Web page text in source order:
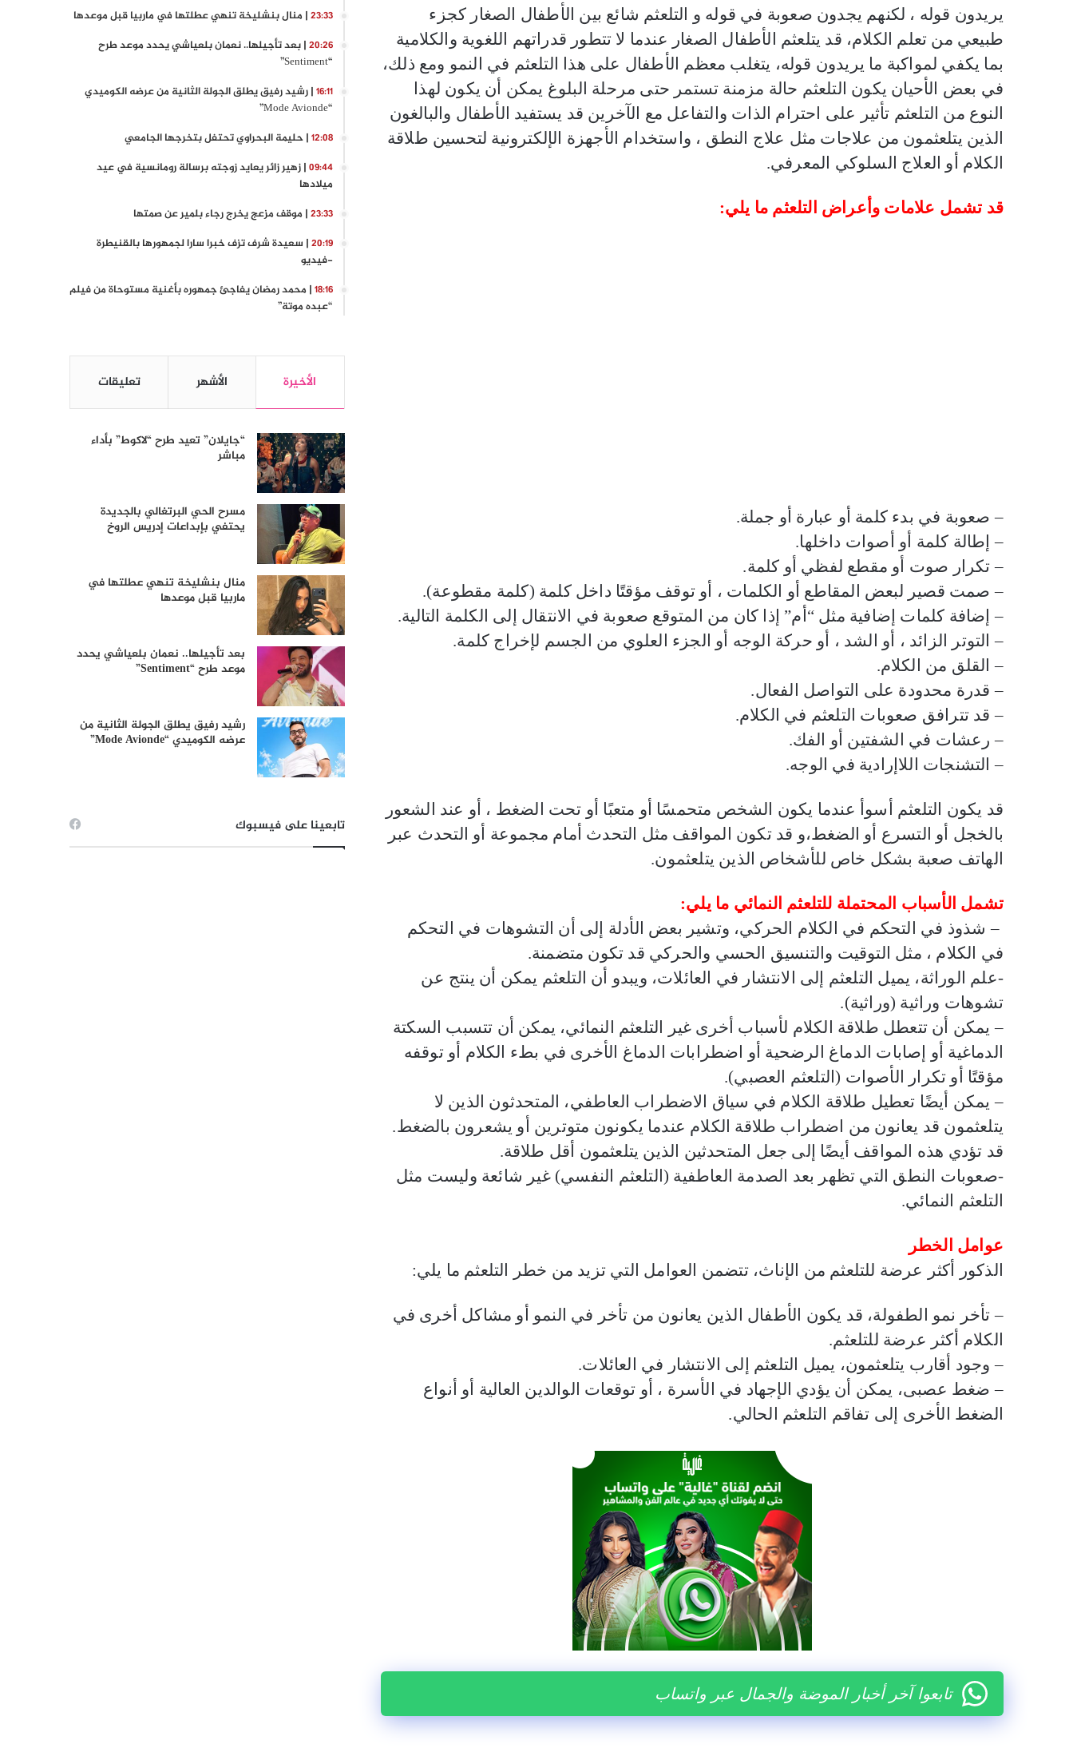
يريدون قوله ، لكنهم يجدون صعوبة في قوله و التلعثم شائع بين الأطفال الصغار كجزء
طبيعي من تعلم الكلام، قد يتلعثم الأطفال الصغار عندما لا تتطور قدراتهم اللغوية والكلامية
بما يكفي لمواكبة ما يريدون قوله، يتغلب معظم الأطفال على هذا التلعثم في النمو ومع ذلك،
في بعض الأحيان يكون التلعثم حالة مزمنة تستمر حتى مرحلة البلوغ يمكن أن يكون لهذا
النوع من التلعثم تأثير على احترام الذات والتفاعل مع الآخرين قد يستفيد الأطفال والبالغون
الذين يتلعثمون من علاجات مثل علاج النطق ، واستخدام الأجهزة الإلكترونية لتحسين طلاقة
الكلام أو العلاج السلوكي المعرفي.
قد تشمل علامات وأعراض التلعثم ما يلي:
– صعوبة في بدء كلمة أو عبارة أو جملة.
– إطالة كلمة أو أصوات داخلها.
– تكرار صوت أو مقطع لفظي أو كلمة.
– صمت قصير لبعض المقاطع أو الكلمات ، أو توقف مؤقتًا داخل كلمة (كلمة مقطوعة).
– إضافة كلمات إضافية مثل “أم” إذا كان من المتوقع صعوبة في الانتقال إلى الكلمة التالية.
– التوتر الزائد ، أو الشد ، أو حركة الوجه أو الجزء العلوي من الجسم لإخراج كلمة.
– القلق من الكلام.
– قدرة محدودة على التواصل الفعال.
– قد تترافق صعوبات التلعثم في الكلام.
– رعشات في الشفتين أو الفك.
– التشنجات اللاإرادية في الوجه.
قد يكون التلعثم أسوأ عندما يكون الشخص متحمسًا أو متعبًا أو تحت الضغط ، أو عند الشعور
بالخجل أو التسرع أو الضغط،و قد تكون المواقف مثل التحدث أمام مجموعة أو التحدث عبر
الهاتف صعبة بشكل خاص للأشخاص الذين يتلعثمون.
تشمل الأسباب المحتملة للتلعثم النمائي ما يلي:
– شذوذ في التحكم في الكلام الحركي، وتشير بعض الأدلة إلى أن التشوهات في التحكم
في الكلام ، مثل التوقيت والتنسيق الحسي والحركي قد تكون متضمنة.
-علم الوراثة، يميل التلعثم إلى الانتشار في العائلات، ويبدو أن التلعثم يمكن أن ينتج عن
تشوهات وراثية (وراثية).
– يمكن أن تتعطل طلاقة الكلام لأسباب أخرى غير التلعثم النمائي، يمكن أن تتسبب السكتة
الدماغية أو إصابات الدماغ الرضحية أو اضطرابات الدماغ الأخرى في بطء الكلام أو توقفه
مؤقتًا أو تكرار الأصوات (التلعثم العصبي).
– يمكن أيضًا تعطيل طلاقة الكلام في سياق الاضطراب العاطفي، المتحدثون الذين لا
يتلعثمون قد يعانون من اضطراب طلاقة الكلام عندما يكونون متوترين أو يشعرون بالضغط.
قد تؤدي هذه المواقف أيضًا إلى جعل المتحدثين الذين يتلعثمون أقل طلاقة.
-صعوبات النطق التي تظهر بعد الصدمة العاطفية (التلعثم النفسي) غير شائعة وليست مثل
التلعثم النمائي.
عوامل الخطر
الذكور أكثر عرضة للتلعثم من الإناث، تتضمن العوامل التي تزيد من خطر التلعثم ما يلي:
– تأخر نمو الطفولة، قد يكون الأطفال الذين يعانون من تأخر في النمو أو مشاكل أخرى في
الكلام أكثر عرضة للتلعثم.
– وجود أقارب يتلعثمون، يميل التلعثم إلى الانتشار في العائلات.
– ضغط عصبى، يمكن أن يؤدي الإجهاد في الأسرة ، أو توقعات الوالدين العالية أو أنواع
الضغط الأخرى إلى تفاقم التلعثم الحالي.
تابعوا آخر أخبار الموضة والجمال عبر واتساب
23:33 | منال بنشليخة تنهي عطلتها في ماربيا قبل موعدها
20:26 | بعد تأجيلها.. نعمان بلعياشي يحدد موعد طرح
“Sentiment”
16:11 | رشيد رفيق يطلق الجولة الثانية من عرضه الكوميدي
“Mode Avionde”
12:08 | حليمة البحراوي تحتفل بتخرجها الجامعي
09:44 | زهير زائر يعايد زوجته برسالة رومانسية في عيد
ميلادها
23:33 | موقف مزعج يخرج رجاء بلمير عن صمتها
20:19 | سعيدة شرف تزف خبرا سارا لجمهورها بالقنيطرة
-فيديو
18:16 | محمد رمضان يفاجئ جمهوره بأغنية مستوحاة من فيلم
“عبده موتة”
الأخيرة الأشهر تعليقات
“جايلان” تعيد طرح “لاكوط” بأداء
مباشر
مسرح الحي البرتغالي بالجديدة
يحتفي بإبداعات إدريس الروخ
منال بنشليخة تنهي عطلتها في
ماربيا قبل موعدها
بعد تأجيلها.. نعمان بلعياشي يحدد
موعد طرح “Sentiment”
رشيد رفيق يطلق الجولة الثانية من
عرضه الكوميدي “Mode Avionde”
تابعينا على فيسبوك